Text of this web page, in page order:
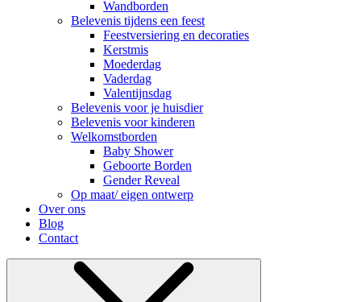
Wandborden
Belevenis tijdens een feest
Feestversiering en decoraties
Kerstmis
Moederdag
Vaderdag
Valentijnsdag
Belevenis voor je huisdier
Belevenis voor kinderen
Welkomstborden
Baby Shower
Geboorte Borden
Gender Reveal
Op maat/ eigen ontwerp
Over ons
Blog
Contact